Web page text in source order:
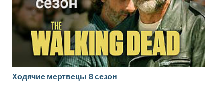
Ходячие мертвецы 8 сезон